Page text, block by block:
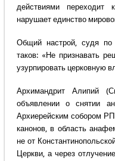
действиями переходит
нарушает единство
Общий настрой, судя по
таков: «Не признавать
узурпировать церковную
Архимандрит Алипий
объявлении о снятии
Архиерейским собором
канонов, в область
не от
Церкви, а через